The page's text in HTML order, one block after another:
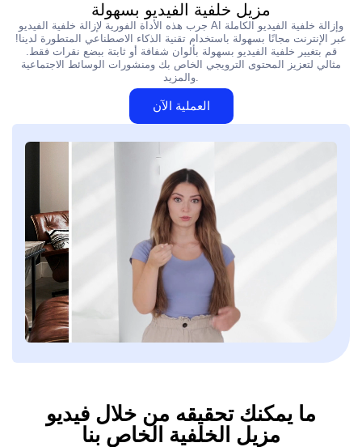
مزيل خلفية الفيديو بسهولة
جرب هذه الأداة الفورية لإزالة خلفية الفيديو AI وإزالة خلفية الفيديو الكاملة
عبر الإنترنت مجانًا بسهولة باستخدام تقنية الذكاء الاصطناعي المتطورة لدينا!
قم بتغيير خلفية الفيديو بسهولة بألوان شفافة أو ثابتة ببضع نقرات فقط.
مثالي لتعزيز المحتوى الترويجي الخاص بك ومنشورات الوسائط الاجتماعية
والمزيد.
العملية الآن
ما يمكنك تحقيقه من خلال فيديو
مزيل الخلفية الخاص بنا